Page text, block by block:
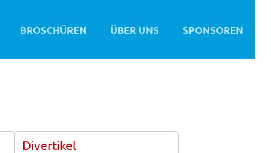
BROSCHÜREN ÜBER UNS SPONSOREN
Divertikel